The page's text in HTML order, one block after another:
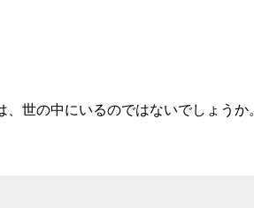
世の中にいるのではないでしょうか。